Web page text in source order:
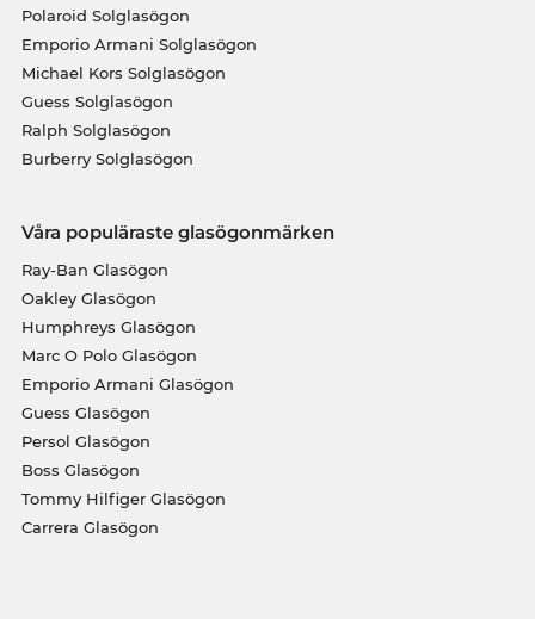
Polaroid Solglasögon
Emporio Armani Solglasögon
Michael Kors Solglasögon
Guess Solglasögon
Ralph Solglasögon
Burberry Solglasögon
Våra populäraste glasögonmärken
Ray-Ban Glasögon
Oakley Glasögon
Humphreys Glasögon
Marc O Polo Glasögon
Emporio Armani Glasögon
Guess Glasögon
Persol Glasögon
Boss Glasögon
Tommy Hilfiger Glasögon
Carrera Glasögon